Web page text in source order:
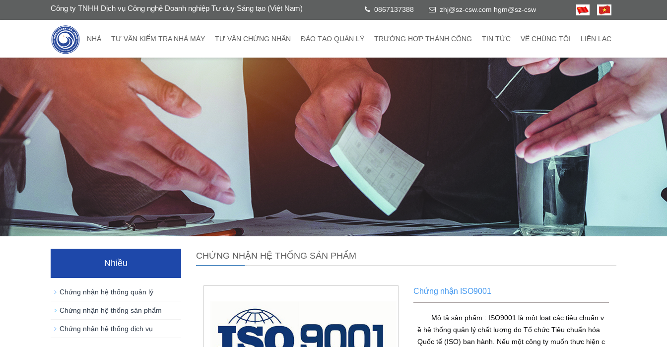
Công ty TNHH Dịch vụ Công nghệ Doanh nghiệp Tư duy Sáng tạo (Việt Nam) 0867137388 zhj@sz-csw.com hgm@sz-csw
NHÀ TƯ VẤN KIỂM TRA NHÀ MÁY TƯ VẤN CHỨNG NHẬN ĐÀO TẠO QUẢN LÝ TRƯỜNG HỢP THÀNH CÔNG TIN TỨC VỀ CHÚNG TÔI LIÊN LẠC
CHỨNG NHẬN HỆ THỐNG SẢN PHẨM
Chứng nhận ISO9001
Mô tả sản phẩm : ISO9001 là một loạt các tiêu chuẩn v
ề hệ thống quản lý chất lượng do Tổ chức Tiêu chuẩn hóa
Quốc tế (ISO) ban hành. Nếu một công ty muốn thực hiện c
Nhiều
Chứng nhận hệ thống quản lý
Chứng nhận hệ thống sản phẩm
Chứng nhận hệ thống dịch vụ